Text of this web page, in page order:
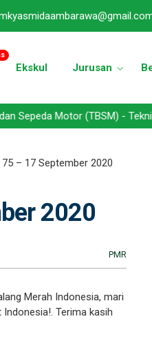
Ekskul Jurusan
Motor (TBSM) - Teknik
– 17 September 2020
2020
PMR
Merah Indonesia, mari
Terima kasih